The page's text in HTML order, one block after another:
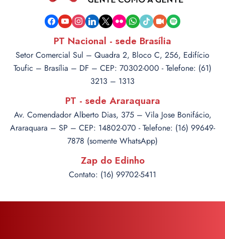
facebook
youtubeinstagram
linkedin
x flickrwhatsapp
tiktokvideo-
camera
spotify
PT Nacional - sede Brasília
Setor Comercial Sul – Quadra 2, Bloco C, 256, Edifício
Toufic – Brasília – DF – CEP: 70302-000 - Telefone: (61)
3213 – 1313
PT - sede Araraquara
Av. Comendador Alberto Dias, 375 – Vila Jose Bonifácio,
Araraquara – SP – CEP: 14802-070 - Telefone: (16) 99649-
7878 (somente WhatsApp)
Zap do Edinho